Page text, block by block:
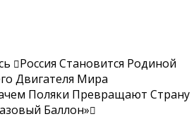
Россия Становится Родиной
Двигателя Мира
Поляки Превращают Страну
Баллон»